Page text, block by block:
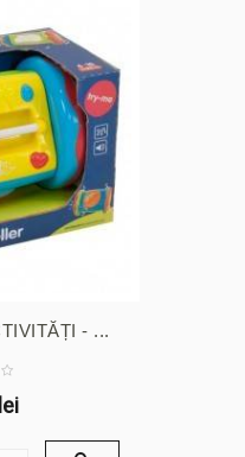
- ...